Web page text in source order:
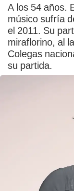
A los 54 años.
músico sufría
el 2011. Su
miraflorino, al
Colegas
su partida.